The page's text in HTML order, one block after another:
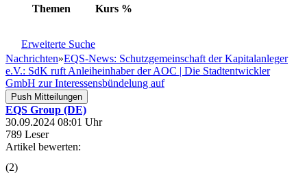
Themen Kurs %
Erweiterte Suche
Nachrichten»EQS-News: Schutzgemeinschaft der Kapitalanleger
e.V.: SdK ruft Anleiheinhaber der AOC | Die Stadtentwickler
GmbH zur Interessensbündelung auf
Push Mitteilungen
EQS Group (DE)
30.09.2024 08:01 Uhr
789 Leser
Artikel bewerten:
(2)